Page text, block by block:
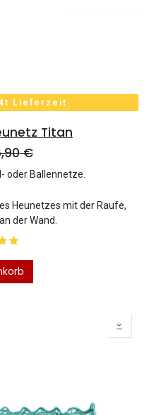
Lieferzeit
Titan
€
oder Ballennetze.
Heunetzes mit der Raufe,
der Wand.